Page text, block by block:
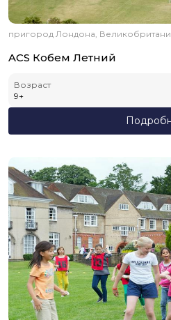
пригород Лондона,
ACS Кобем Летний
Возраст
9+